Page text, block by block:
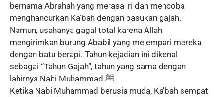
bernama Abrahah yang merasa iri dan mencoba
menghancurkan Ka’bah dengan pasukan gajah.
Namun, usahanya gagal total karena Allah
mengirimkan burung Ababil yang melempari mereka
dengan batu berapi. Tahun kejadian ini dikenal
sebagai “Tahun Gajah”, tahun yang sama dengan
lahirnya Nabi Muhammad ﷺ.
Ketika Nabi Muhammad berusia muda, Ka’bah sempat